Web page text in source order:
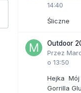
14:40
Śliczne
Outdoor
Przez
o 13:50
Hejka Mój
Gorrilla